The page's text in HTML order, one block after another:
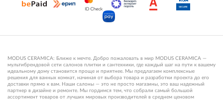
MODUS CERAMICA: Ближе к мечте. Добро пожаловать в мир MODUS CERAMICA —
мультибрендовой сети салонов плитки и сантехники, где каждый шаг на пути к вашему
идеальному дому становится проще и приятнее. Мы предлагаем комплексные
решения для ванных комнат, начиная от выбора товара и разработки проекта до его
доставки прямо к вам. Наши салоны — это не просто магазины, это ваш надежный
партнер в дизайне и ремонте. Мы гордимся тем, что собрали самый большой
ассортимент товаров от лучших мировых производителей в среднем ценовом